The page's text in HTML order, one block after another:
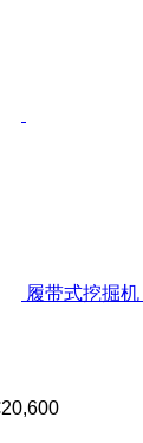
履带式挖掘